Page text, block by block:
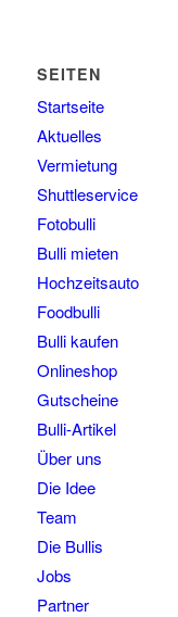
SEITEN
Startseite
Aktuelles
Vermietung
Shuttleservice
Fotobulli
Bulli mieten
Hochzeitsauto
Foodbulli
Bulli kaufen
Onlineshop
Gutscheine
Bulli-Artikel
Über uns
Die Idee
Team
Die Bullis
Jobs
Partner